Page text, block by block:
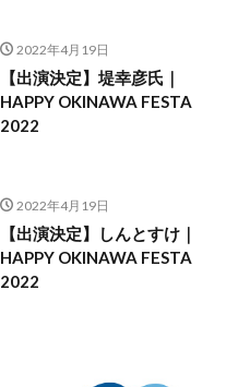
2022年4月19日
【出演決定】堤幸彦氏｜
HAPPY OKINAWA FESTA
2022
2022年4月19日
【出演決定】しんとすけ｜
HAPPY OKINAWA FESTA
2022